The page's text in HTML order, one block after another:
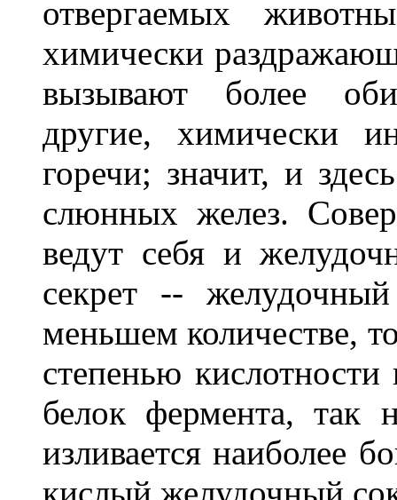
отвергаемых
химически
вызывают более
другие, химически
горечи; значит, и
слюнных желез.
ведут себя и
секрет --
меньшем количестве,
степенью
белок фермента, так
изливается наиболее